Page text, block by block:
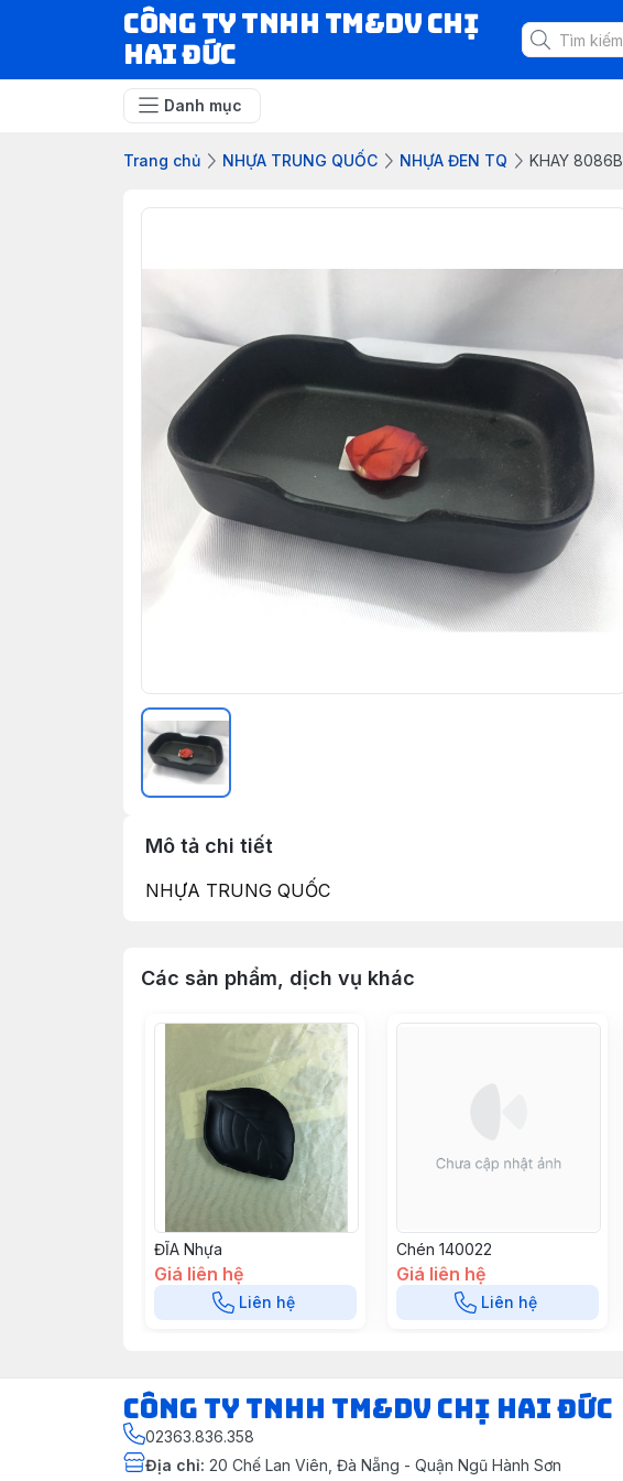
CÔNG TY TNHH TM&DV CHỊ
HAI ĐỨC
Danh mục
Trang chủ NHỰA TRUNG QUỐC NHỰA ĐEN TQ KHAY 8086B
Mô tả chi tiết
NHỰA TRUNG QUỐC
Các sản phẩm, dịch vụ khác
ĐĨA Nhựa
Giá liên hệ
Liên hệ
Chén 140022
Giá liên hệ
Liên hệ
CÔNG TY TNHH TM&DV CHỊ HAI ĐỨC
02363.836.358
Địa chỉ: 20 Chế Lan Viên, Đà Nẵng - Quận Ngũ Hành Sơn